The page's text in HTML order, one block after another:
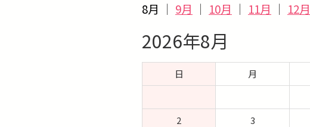
8月 ｜ 9月 ｜ 10月 ｜ 11月 ｜ 12月
2026年8月
日 月
2
3